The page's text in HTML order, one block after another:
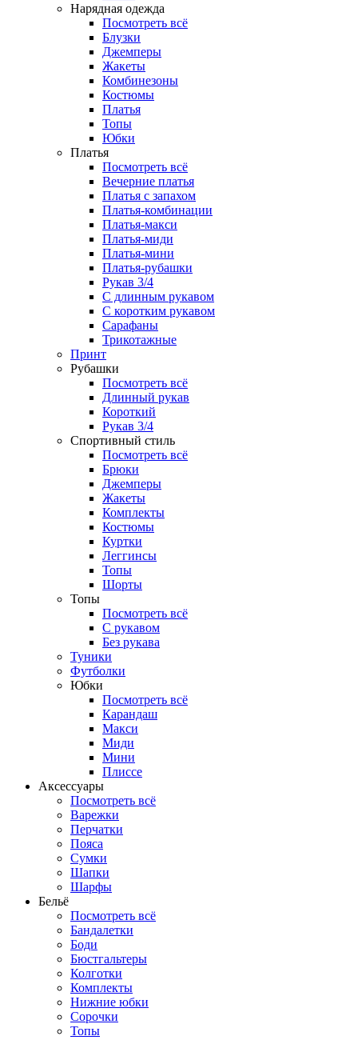
Нарядная одежда
Посмотреть всё
Блузки
Джемперы
Жакеты
Комбинезоны
Костюмы
Платья
Топы
Юбки
Платья
Посмотреть всё
Вечерние платья
Платья с запахом
Платья-комбинации
Платья-макси
Платья-миди
Платья-мини
Платья-рубашки
Рукав 3/4
С длинным рукавом
С коротким рукавом
Сарафаны
Трикотажные
Принт
Рубашки
Посмотреть всё
Длинный рукав
Короткий
Рукав 3/4
Спортивный стиль
Посмотреть всё
Брюки
Джемперы
Жакеты
Комплекты
Костюмы
Куртки
Леггинсы
Топы
Шорты
Топы
Посмотреть всё
C рукавом
Без рукава
Туники
Футболки
Юбки
Посмотреть всё
Карандаш
Макси
Миди
Мини
Плиссе
Аксессуары
Посмотреть всё
Варежки
Перчатки
Пояса
Сумки
Шапки
Шарфы
Бельё
Посмотреть всё
Бандалетки
Боди
Бюстгальтеры
Колготки
Комплекты
Нижние юбки
Сорочки
Топы